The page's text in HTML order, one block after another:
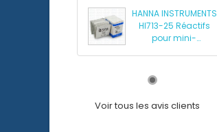
HANNA INSTRUMENTS
HI713-25 Réactifs
pour mini-
Voir tous les avis clients